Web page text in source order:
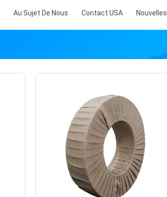
Au Sujet De Nous Contact USA Nouvelles